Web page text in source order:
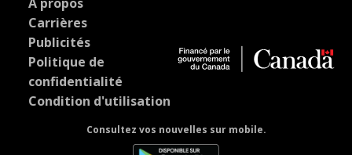
Carrières
Publicités
Politique de
confidentialité
Condition d'utilisation
Consultez vos nouvelles sur mobile.